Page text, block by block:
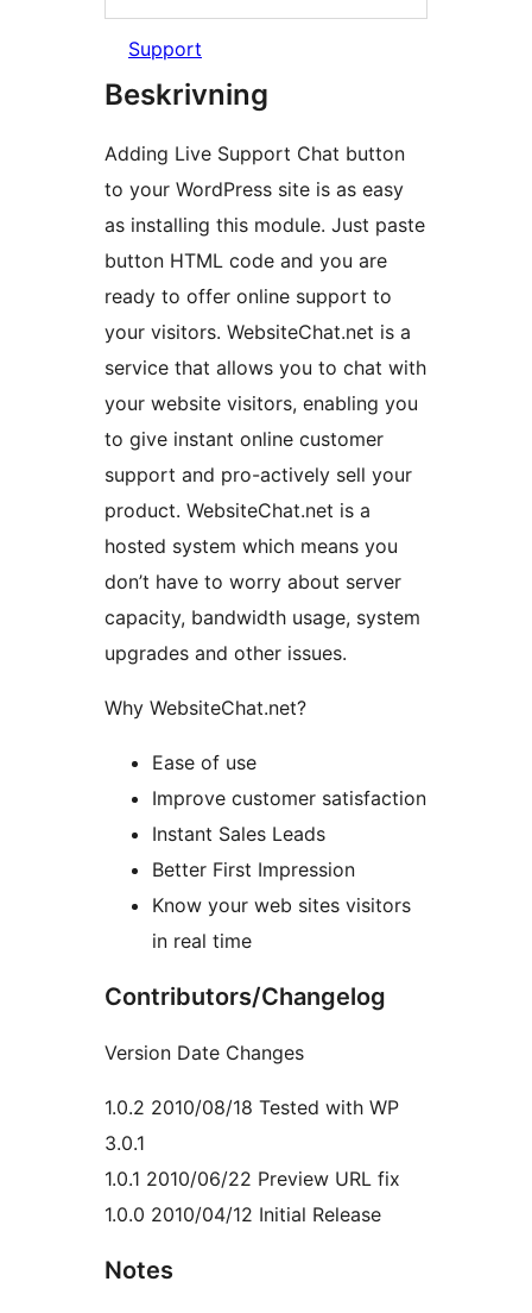
Support
Beskrivning
Adding Live Support Chat button
to your WordPress site is as easy
as installing this module. Just paste
button HTML code and you are
ready to offer online support to
your visitors. WebsiteChat.net is a
service that allows you to chat with
your website visitors, enabling you
to give instant online customer
support and pro-actively sell your
product. WebsiteChat.net is a
hosted system which means you
don’t have to worry about server
capacity, bandwidth usage, system
upgrades and other issues.
Why WebsiteChat.net?
Ease of use
Improve customer satisfaction
Instant Sales Leads
Better First Impression
Know your web sites visitors
in real time
Contributors/Changelog
Version Date Changes
1.0.2 2010/08/18 Tested with WP
3.0.1
1.0.1 2010/06/22 Preview URL fix
1.0.0 2010/04/12 Initial Release
Notes